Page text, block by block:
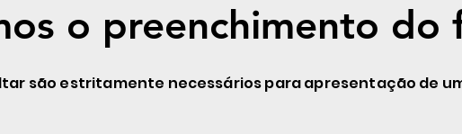
o preenchimento do
o preenchimento do
são estritamente necessários para apresentação de